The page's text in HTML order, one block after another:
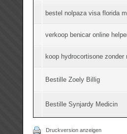
bestel nolpaza visa florida
verkoop benicar online
koop hydrocortisone zonder
Bestille Zoely Billig
Bestille Synjardy Medicin
Druckversion anzeigen